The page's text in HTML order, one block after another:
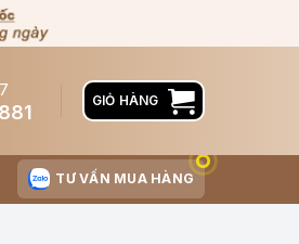
GIỎ HÀNG
TƯ VẤN MUA HÀNG